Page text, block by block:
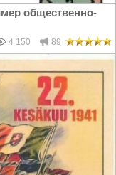
общественно-
4 150 89